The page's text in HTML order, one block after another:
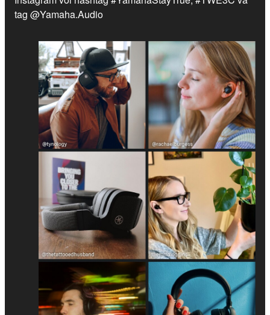
tag @Yamaha.Audio